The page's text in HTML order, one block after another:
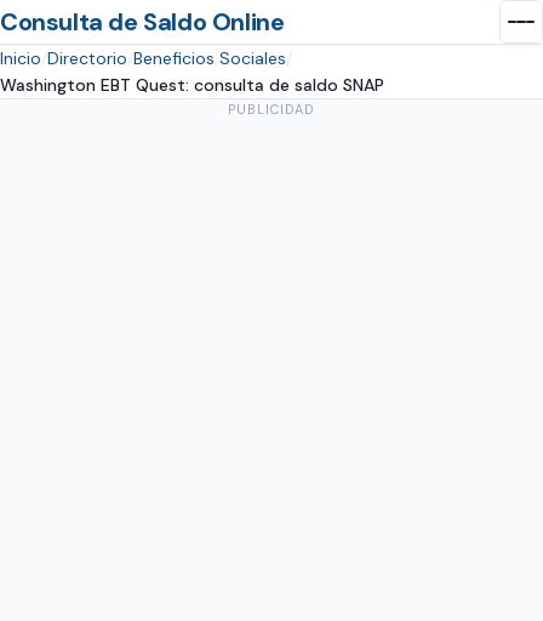
Consulta de Saldo Online
Inicio Directorio Beneficios Sociales
Washington EBT Quest: consulta de saldo SNAP
PUBLICIDAD